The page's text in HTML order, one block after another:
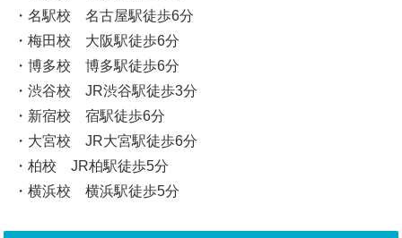
・名駅校 名古屋駅徒歩6分
・梅田校 大阪駅徒歩6分
・博多校 博多駅徒歩6分
・渋谷校 JR渋谷駅徒歩3分
・新宿校 宿駅徒歩6分
・大宮校 JR大宮駅徒歩6分
・柏校 JR柏駅徒歩5分
・横浜校 横浜駅徒歩5分